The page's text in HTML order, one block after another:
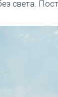
света.